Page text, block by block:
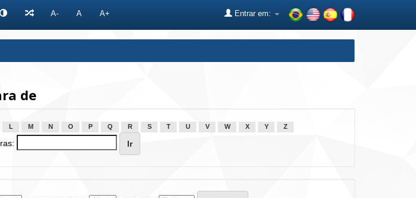
A- A A+ Entrar em:
de
L M N O P Q R S T U V W X Y Z